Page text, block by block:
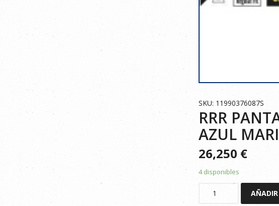
SKU: 11990376087S
RRR
AZUL
26,250 €
4 disponibles